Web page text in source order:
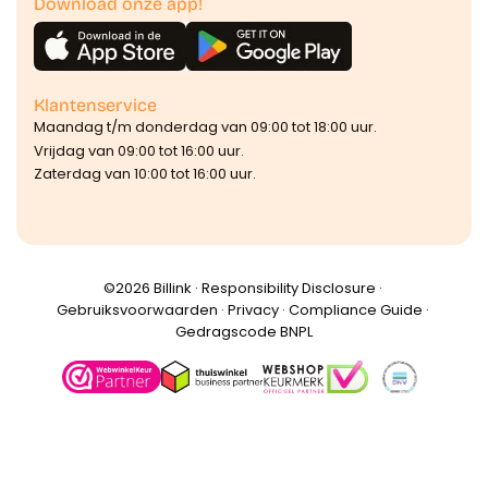
Klantenservice
Maandag t/m donderdag van 09:00 tot 18:00 uur.
Vrijdag van 09:00 tot 16:00 uur.
Zaterdag van 10:00 tot 16:00 uur.
©️2026 Billink · Responsibility Disclosure ·
Gebruiksvoorwaarden · Privacy· Compliance Guide ·
Gedragscode BNPL